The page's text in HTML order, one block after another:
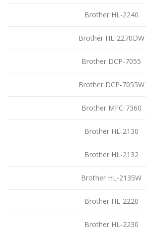
Brother HL-2240
Brother HL-2270DW
Brother DCP-7055
Brother DCP-7055W
Brother MFC-7360
Brother HL-2130
Brother HL-2132
Brother HL-2135W
Brother HL-2220
Brother HL-2230